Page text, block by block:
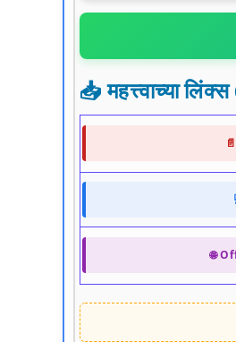
📥 महत्त्वाच्या
🌐